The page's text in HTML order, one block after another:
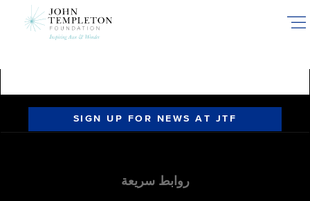
SIGN UP FOR NEWS AT JTF
روابط سريعة